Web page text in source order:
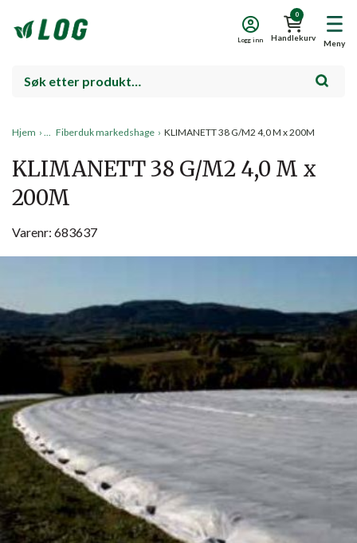
Meny
0
Handlekurv
Logg inn
Hjem › Fiberduk markedshage › KLIMANETT 38 G/M2 4,0 M x 200M
KLIMANETT 38 G/M2 4,0 M x
200M
Varenr: 683637